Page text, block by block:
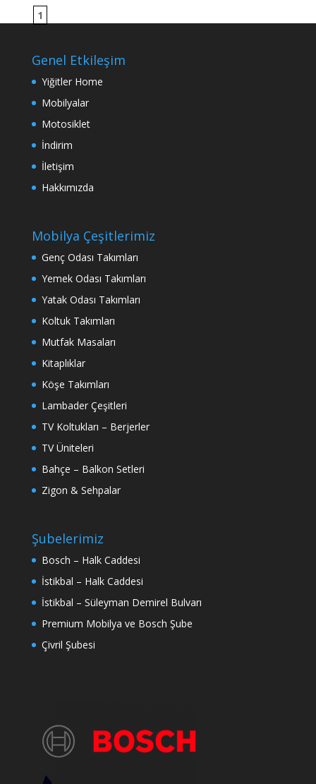
1
Genel Etkileşim
Yiğitler Home
Mobilyalar
Motosiklet
İndirim
İletişim
Hakkımızda
Mobilya Çeşitlerimiz
Genç Odası Takımları
Yemek Odası Takımları
Yatak Odası Takımları
Koltuk Takımları
Mutfak Masaları
Kitaplıklar
Köşe Takımları
Lambader Çeşitleri
TV Koltukları – Berjerler
TV Üniteleri
Bahçe – Balkon Setleri
Zigon & Sehpalar
Şubelerimiz
Bosch – Halk Caddesi
İstikbal – Halk Caddesi
İstikbal – Süleyman Demirel Bulvarı
Premium Mobilya ve Bosch Şube
Çivril Şubesi